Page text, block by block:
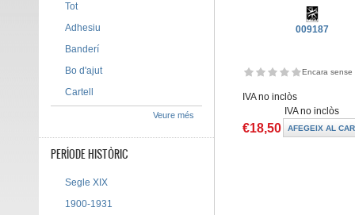
009187
Encara sense
IVA no inclòs
IVA no inclòs
€18,50
Tot
Adhesiu
Banderí
Bo d'ajut
Cartell
Veure més
PERÍODE HISTÒRIC
Segle XIX
1900-1931